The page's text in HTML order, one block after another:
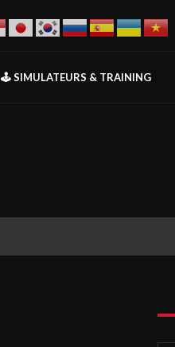
🕹️ SIMULATEURS & TRAINING